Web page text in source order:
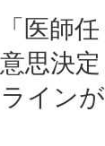
医師任
思決定
インが